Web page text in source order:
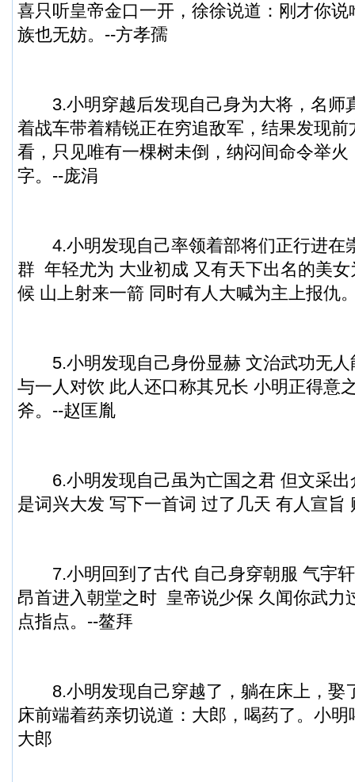
喜只听皇帝金口一开，徐徐说道：刚才你
族也无妨。--方孝孺
3.小明穿越后发现自己身为大将，名师
着战车带着精锐正在穷追敌军，结果发现
看，只见唯有一棵树未倒，纳闷间命令举
字。--庞涓
4.小明发现自己率领着部将们正行进在
群 年轻尤为 大业初成 又有天下出名的美
候 山上射来一箭 同时有人大喊为主上报仇
5.小明发现自己身份显赫 文治武功无人
与一人对饮 此人还口称其兄长 小明正得意
斧。--赵匡胤
6.小明发现自己虽为亡国之君 但文采出
是词兴大发 写下一首词 过了几天 有人宣旨
7.小明回到了古代 自己身穿朝服 气宇
昂首进入朝堂之时 皇帝说少保 久闻你武力
点指点。--鳌拜
8.小明发现自己穿越了，躺在床上，娶
床前端着药亲切说道：大郎，喝药了。小
大郎